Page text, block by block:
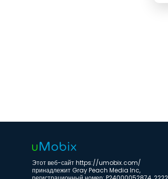
Этот веб-сайт https://umobix.com/
принадлежит Gray Peach Media Inc,